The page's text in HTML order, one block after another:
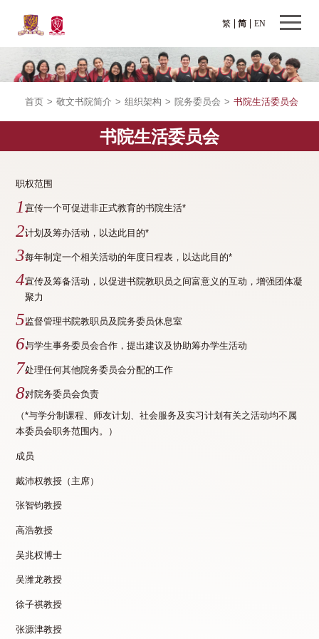
繁 EN
简
首页 > 敬文书院简介 > 组织架构 > 院务委员会 > 书院生活委员会
书院生活委员会
职权范围
宣传一个可促进非正式教育的书院生活*
计划及筹办活动，以达此目的*
每年制定一个相关活动的年度日程表，以达此目的*
宣传及筹备活动，以促进书院教职员之间富意义的互动，增强团体凝
聚力
监督管理书院教职员及院务委员休息室
与学生事务委员会合作，提出建议及协助筹办学生活动
处理任何其他院务委员会分配的工作
对院务委员会负责
（*与学分制课程、师友计划、社会服务及实习计划有关之活动均不属
本委员会职务范围内。）
成员
戴沛权教授（主席）
张智钧教授
高浩教授
吴兆权博士
吴潍龙教授
徐子祺教授
张源津教授